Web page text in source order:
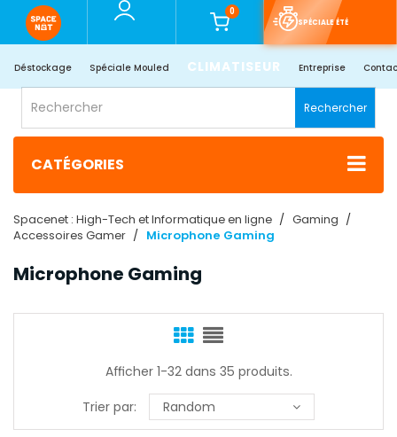
0
SPÉCIALE ÉTÉ
Déstockage Spéciale Mouled CLIMATISEUR Entreprise
Rechercher
CATÉGORIES
Spacenet : High-Tech et Informatique en ligne
Gaming
Accessoires Gamer
Microphone Gaming
Microphone Gaming
Afficher 1-32 dans 35 produits.
Trier par:
Random